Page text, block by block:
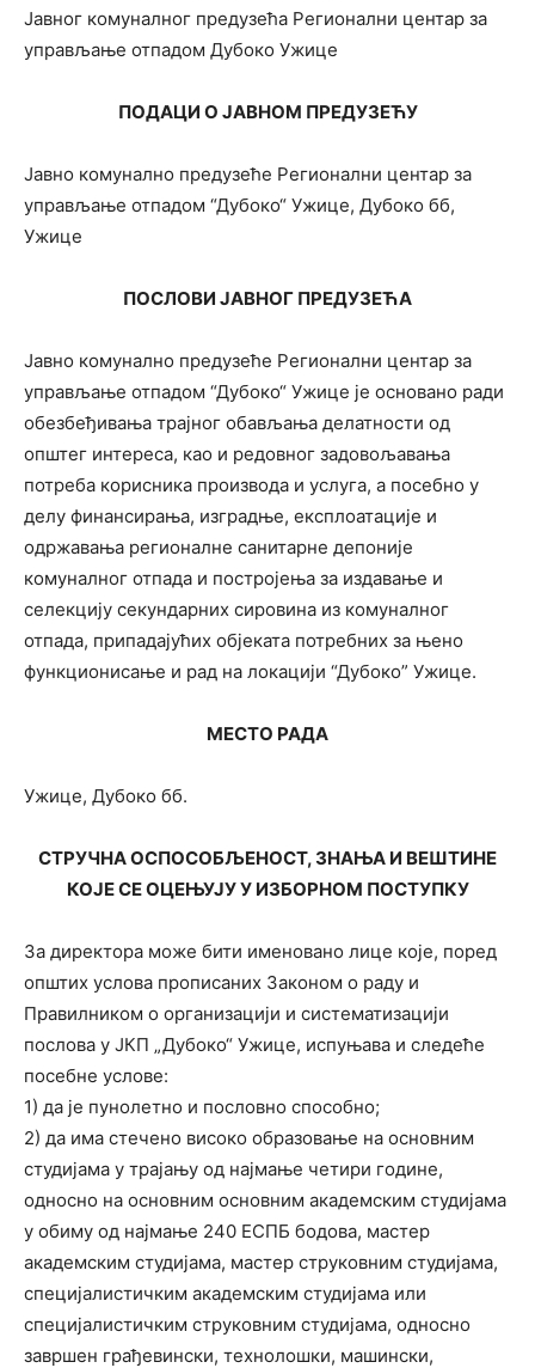
Јавног комуналног предузећа Регионални центар за
управљање отпадом Дубоко Ужице
ПОДАЦИ О ЈАВНОМ ПРЕДУЗЕЋУ
Јавно комунално предузеће Регионални центар за
управљање отпадом “Дубоко“ Ужице, Дубоко бб,
Ужице
ПОСЛОВИ ЈАВНОГ ПРЕДУЗЕЋА
Јавно комунално предузеће Регионални центар за
управљање отпадом “Дубоко“ Ужице је основано ради
обезбеђивања трајног обављања делатности од
општег интереса, као и редовног задовољавања
потреба корисника производа и услуга, а посебно у
делу финансирања, изградње, експлоатације и
одржавања регионалне санитарне депоније
комуналног отпада и постројења за издавање и
селекцију секундарних сировина из комуналног
отпада, припадајућих објеката потребних за њено
функционисање и рад на локацији “Дубоко” Ужице.
МЕСТО РАДА
Ужице, Дубоко бб.
СТРУЧНА ОСПОСОБЉЕНОСТ, ЗНАЊА И ВЕШТИНЕ
КОЈЕ СЕ ОЦЕЊУЈУ У ИЗБОРНОМ ПОСТУПКУ
За директора може бити именовано лице које, поред
општих услова прописаних Законом о раду и
Правилником о организацији и систематизацији
послова у ЈКП „Дубоко“ Ужице, испуњава и следеће
посебне услове:
1) да је пунолетно и пословно способно;
2) да има стечено високо образовање на основним
студијама у трајању од најмање четири године,
односно на основним основним академским студијама
у обиму од најмање 240 ЕСПБ бодова, мастер
академским студијама, мастер струковним студијама,
специјалистичким академским студијама или
специјалистичким струковним студијама, односно
завршен грађевински, технолошки, машински,